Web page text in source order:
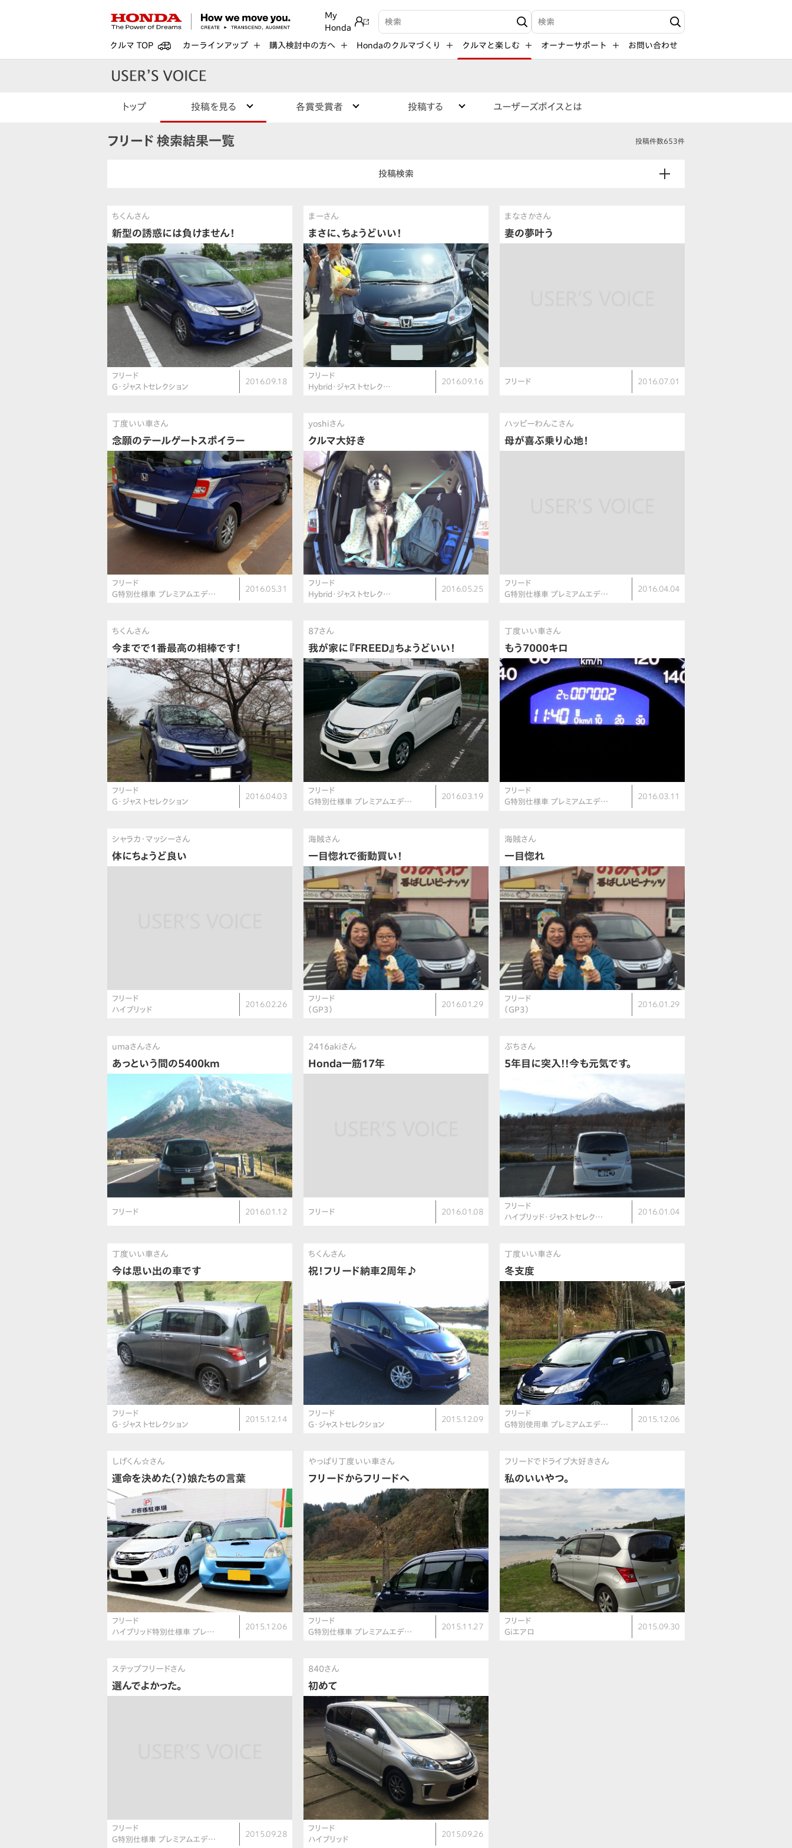
My
Honda
検索キーワード入力 検索キーワード入力
クルマ TOP カーラインアップ 購入検討中の方へ Hondaのクルマづくり クルマと楽しむ オーナーサポート お問い合わせ
トップ 投稿を見る 各賞受賞者 投稿する ユーザーズボイスとは
フリード 検索結果一覧 投稿件数653件
投稿検索
ちくんさん
新型の誘惑には負けません！
フリード
G・ジャストセレクション
2016.09.18
まーさん
まさに、ちょうどいい！
フリード
Hybrid・ジャストセレク…
2016.09.16
まなさかさん
妻の夢叶う
フリード 2016.07.01
丁度いい車さん
念願のテールゲートスポイラー
フリード
G特別仕様車 プレミアムエデ…
2016.05.31
yoshiさん
クルマ大好き
フリード
Hybrid・ジャストセレク…
2016.05.25
ハッピーわんこさん
母が喜ぶ乗り心地！
フリード
G特別仕様車 プレミアムエデ…
2016.04.04
ちくんさん
今までで1番最高の相棒です！
フリード
G・ジャストセレクション
2016.04.03
87さん
我が家に『FREED』ちょうどいい！
フリード
G特別仕様車 プレミアムエデ…
2016.03.19
丁度いい車さん
もう7000キロ
フリード
G特別仕様車 プレミアムエデ…
2016.03.11
シャラカ・マッシーさん
体にちょうど良い
フリード
ハイブリッド
2016.02.26
海賊さん
一目惚れで衝動買い！
フリード
（GP3）
2016.01.29
海賊さん
一目惚れ
フリード
（GP3）
2016.01.29
umaさんさん
あっという間の5400km
フリード 2016.01.12
2416akiさん
Honda一筋17年
フリード 2016.01.08
ぶちさん
5年目に突入!!今も元気です。
フリード
ハイブリッド・ジャストセレク…
2016.01.04
丁度いい車さん
今は思い出の車です
フリード
G・ジャストセレクション
2015.12.14
ちくんさん
祝！フリード納車2周年♪
フリード
G・ジャストセレクション
2015.12.09
丁度いい車さん
冬支度
フリード
G特別使用車 プレミアムエデ…
2015.12.06
しげくん☆さん
運命を決めた（？）娘たちの言葉
フリード
ハイブリッド特別仕様車 プレ…
2015.12.06
やっぱり丁度いい車さん
フリードからフリードへ
フリード
G特別仕様車 プレミアムエデ…
2015.11.27
フリードでドライブ大好きさん
私のいいやつ。
フリード
Giエアロ
2015.09.30
ステップフリードさん
選んでよかった。
フリード
G特別仕様車 プレミアムエデ…
2015.09.28
840さん
初めて
フリード
ハイブリッド
2015.09.26